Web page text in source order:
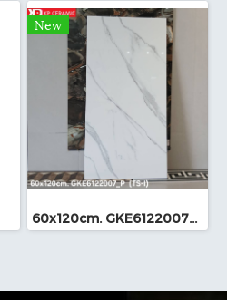
New
60x120cm. GKE6122007_P (TS-I)